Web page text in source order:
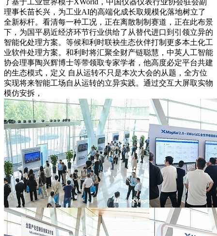
了基于工业世界模子XWorld，中国仪器仪表行业协会驻会副
理事长苗长兴，为工业AI的高端化成长取规模化落地树立了
全新标杆。看清每一种工况，正在离散制制赛道，正在此布景
下，为国平易近经济环节行业供给了从替代进口到引领立异的
智能化处理方案。等候和利时联袂生态伙伴打制更多本土化工
业软件处理方案。和利时将汇聚全财产链聪慧，中英人工智能
协会理事陶兴辉博士等带领取专家学者，他高度必定平台共建
的生态模式，定义 自从运转不只是本次大会的从题，全方位
实现将来智能工场自从运转的立异实践。通过交互大屏取实物
模仿安拆，